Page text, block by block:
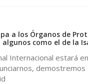
a los Órganos de
como el de la
Internacional estará